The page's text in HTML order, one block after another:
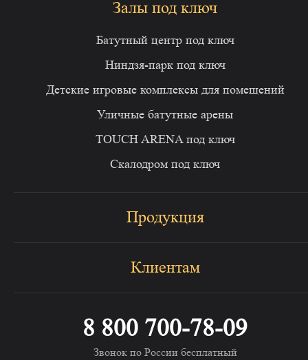
8 800 700-78-09
Звонок по России бесплатный
Залы под ключ
Батутный центр под ключ
Ниндзя-парк под ключ
Детские игровые комплексы для помещений
Уличные батутные арены
TOUCH ARENA под ключ
Скалодром под ключ
Продукция
Клиентам